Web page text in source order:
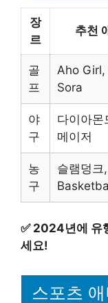
장
르
추천
골
프
Aho
Sora
야
구
다이아몬
메이저
농
구
슬램덩크
✅ 2024년에 유
세요!
스포츠